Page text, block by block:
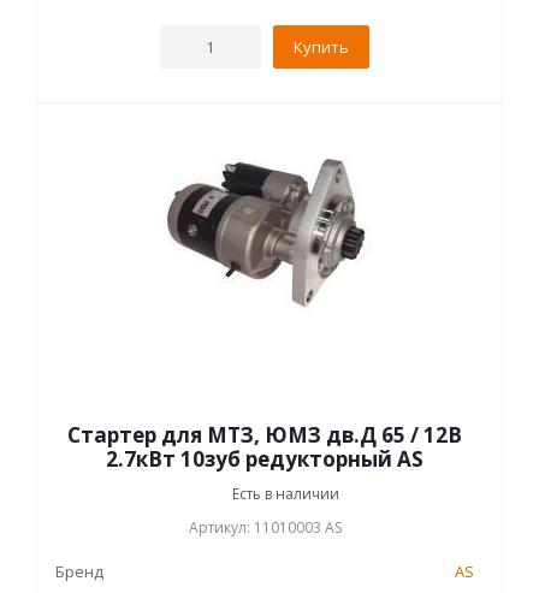
Купить
Стартер для МТЗ, ЮМЗ дв.Д 65 / 12В
2.7кВт 10зуб редукторный AS
Есть в наличии
Артикул: 11010003 AS
Бренд
AS